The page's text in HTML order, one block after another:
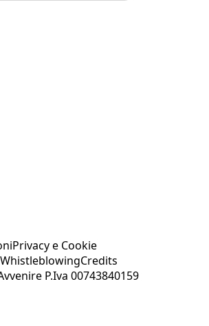
Privacy e Cookie
WhistleblowingCredits
P.Iva 00743840159